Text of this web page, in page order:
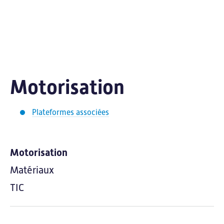
Carnauto
Accueil
Motorisation
Plateformes associées
Motorisation
Matériaux
TIC